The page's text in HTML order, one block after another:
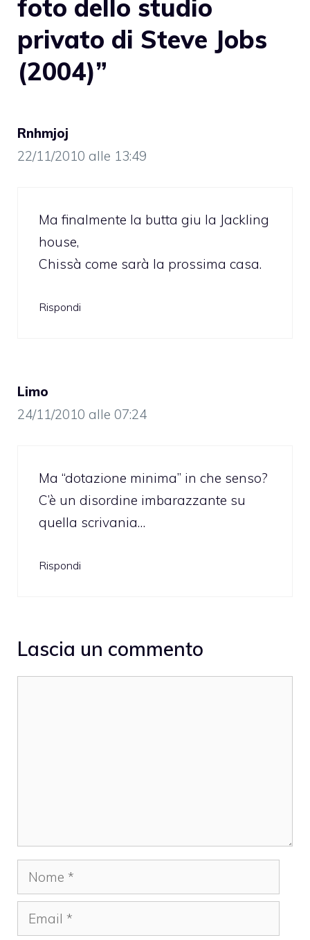
foto dello studio
privato di Steve Jobs
(2004)”
Rnhmjoj
22/11/2010 alle 13:49
Ma finalmente la butta giu la Jackling
house,
Chissà come sarà la prossima casa.
Rispondi
Limo
24/11/2010 alle 07:24
Ma “dotazione minima” in che senso?
C’è un disordine imbarazzante su
quella scrivania…
Rispondi
Lascia un commento
Nome
Email